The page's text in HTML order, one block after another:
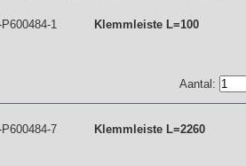
1 Klemmleiste L=100
Aantal:
7 Klemmleiste L=2260